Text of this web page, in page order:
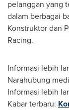
pelanggan yang
dalam berbagai
Konstruktor dan
Racing.
Informasi lebih
Narahubung
Informasi lebih
Kabar terbaru: